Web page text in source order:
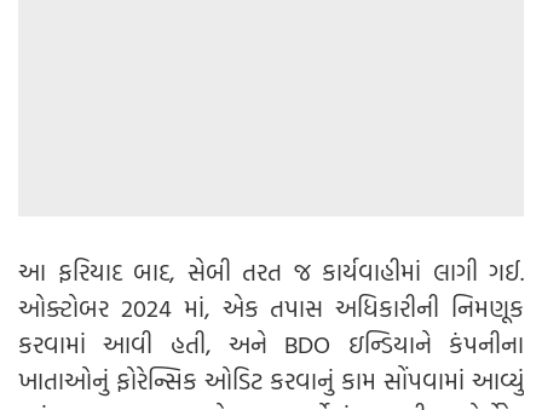
આ ફરિયાદ બાદ, સેબી તરત જ કાર્યવાહીમાં લાગી ગઈ.
ઓક્ટોબર 2024 માં, એક તપાસ અધિકારીની નિમણૂક
કરવામાં આવી હતી, અને BDO ઇન્ડિયાને કંપનીના
ખાતાઓનું ફોરેન્સિક ઓડિટ કરવાનું કામ સોંપવામાં આવ્યું